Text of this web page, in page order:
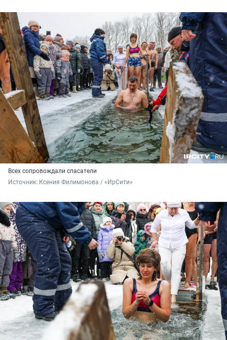
Всех сопровождали спасатели
Источник: Ксения Филимонова / «ИрСити»